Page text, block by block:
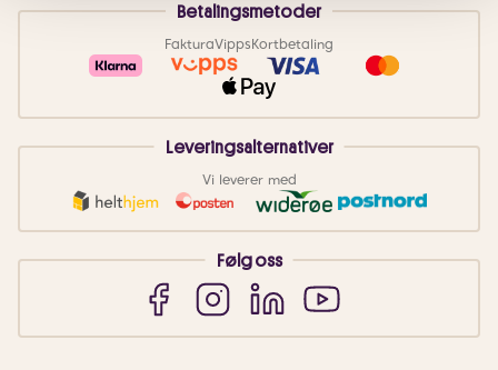
Betalingsmetoder
FakturaVippsKortbetaling
Leveringsalternativer
Vi leverer med
Følg oss